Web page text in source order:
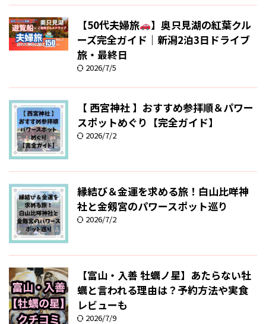
【50代夫婦旅
】奥只見湖の紅葉クル
ーズ完全ガイド｜新潟2泊3日ドライブ
旅・最終日
2026/7/5
【 西宮神社 】おすすめ参拝順＆パワー
スポットめぐり【完全ガイド】
2026/7/2
縁結び＆金運を求める旅！白山比咩神
社と金剱宮のパワースポット巡り
2026/7/2
【富山・入善 牡蠣ノ星】あたらない牡
蠣と言われる理由は？予約方法や実食
レビューも
2026/7/9